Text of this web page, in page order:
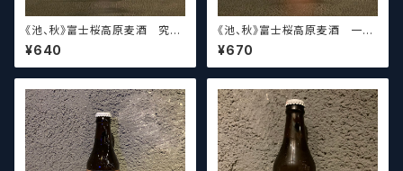
《池、秋》富士桜高原麦酒 究極
のラガー Fujizakura Kouge
n Beer Ultimate Lager
【クラフトビール】
¥640
《池、秋》富士桜高原麦酒 一陽
来復 -Strata- Fujizakura K
ougen Beer 【クラフトビー
ル】
¥670